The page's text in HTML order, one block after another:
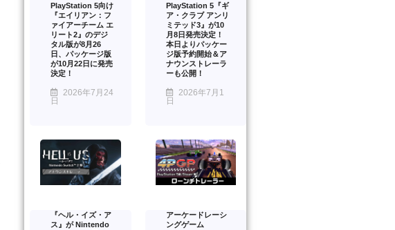
PlayStation 5向け
『エイリアン：フ
ァイアーチーム エ
リート2』のデジ
タル版が8月26
日、パッケージ版
が10月22日に発売
決定！
2026年7月24
日
PlayStation 5『ギ
ア・クラブ アンリ
ミテッド3』が10
月8日発売決定！
本日よりパッケー
ジ版予約開始＆ア
ナウンストレーラ
ーも公開！
2026年7月1
日
『ヘル・イズ・ア
ス』が Nintendo
アーケードレーシ
ングゲーム